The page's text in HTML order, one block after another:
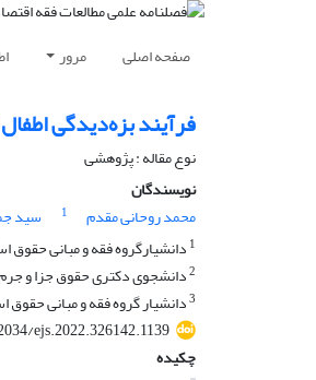
صفحه اصلی مرور
فرآیند بزه‌دیدگی
نوع مقاله : پژوهشی
نویسندگان
محمد روحانی مقدم
1 سید
1دانشیارگروه فقه و مبانی حقوق
2دانشجوی دکتری حقوق جزا و جرم
3دانشیار گروه فقه و مبانی حقوق
ejs.2022.326142.1139
چکیده